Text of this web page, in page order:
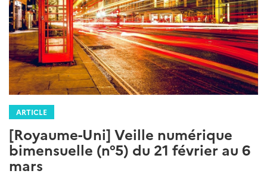
ARTICLE
[Royaume-Uni] Veille numérique
bimensuelle (n°5) du 21 février au 6
mars